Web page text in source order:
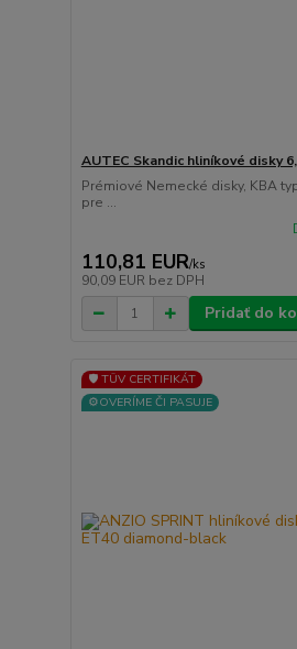
AUTEC Skandic hliníkové disky
Prémiové Nemecké disky, KBA
pre ...
110,81 EUR/ks
90,09 EUR bez DPH
Pridať do
🛡️ TÜV CERTIFIKÁT
⚙️OVERÍME ČI PASUJE